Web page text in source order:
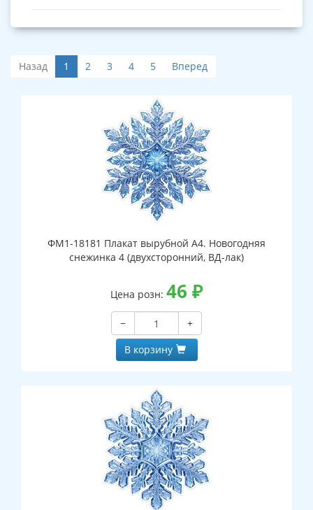
Назад 1 2 3 4 5 Вперед
ФМ1-18181 Плакат вырубной А4. Новогодняя
снежинка 4 (двухсторонний, ВД-лак)
Цена розн: 46 ₽
−
+
В корзину